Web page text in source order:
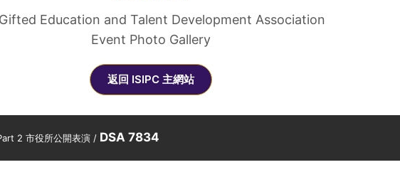
Education and Talent Development Association
Event Photo Gallery
返回 ISIPC 主網站
2 市役所公開表演 / DSA 7834